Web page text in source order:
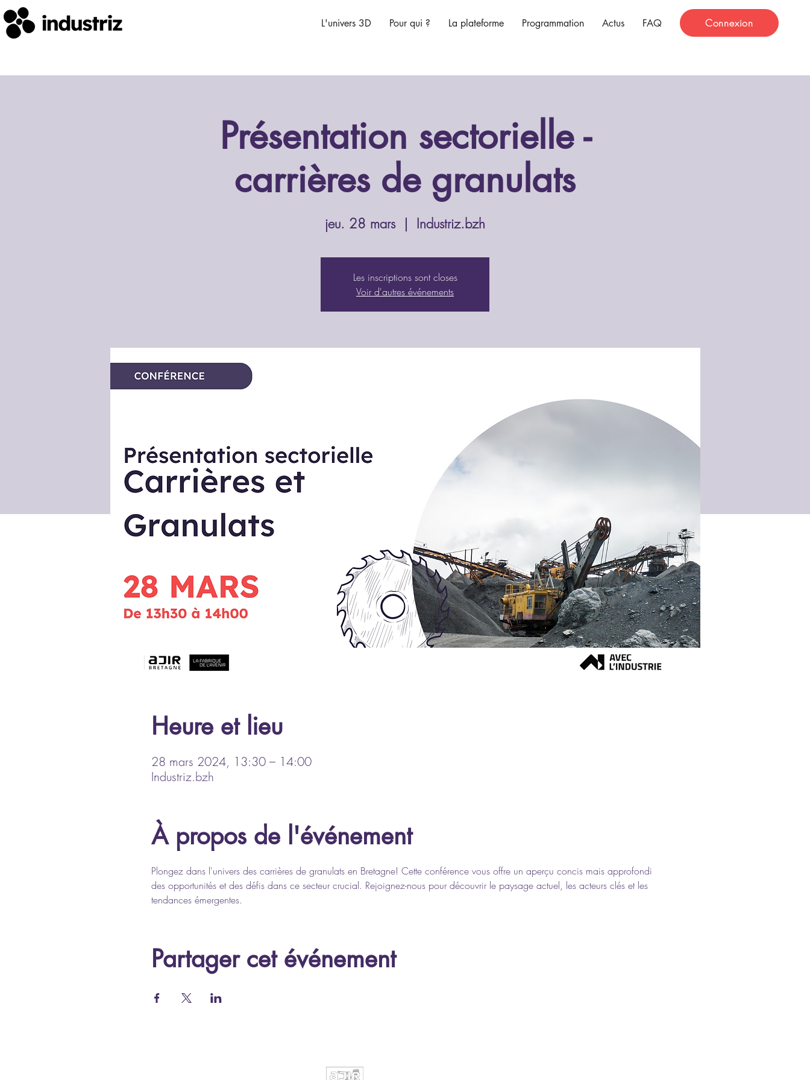
L'univers 3D Pour qui ? La plateforme Programmation Actus FAQ Connexion
Présentation sectorielle -
carrières de granulats
jeu. 28 mars
  |
Industriz.bzh
Les inscriptions sont closes
Voir d'autres événements
Heure et lieu
28 mars 2024, 13:30 – 14:00
Industriz.bzh
À propos de l'événement
Plongez dans l'univers des carrières de granulats en Bretagne! Cette conférence vous offre un aperçu concis mais approfondi
des opportunités et des défis dans ce secteur crucial. Rejoignez-nous pour découvrir le paysage actuel, les acteurs clés et les
tendances émergentes.
Partager cet événement